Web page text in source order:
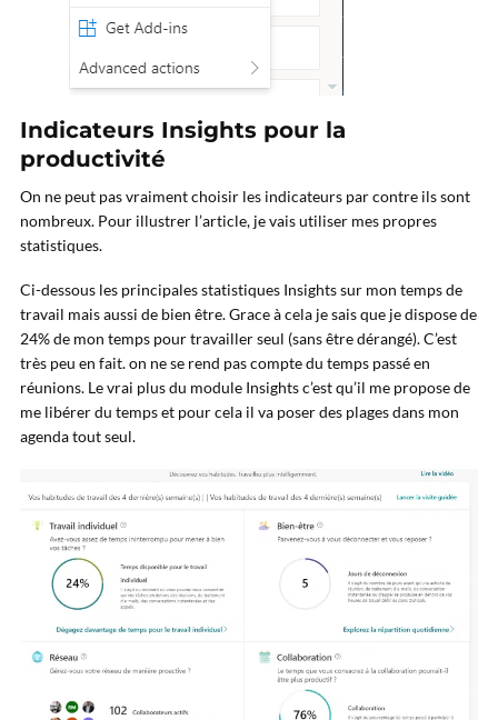
Indicateurs Insights pour la
productivité
On ne peut pas vraiment choisir les indicateurs par contre ils sont
nombreux. Pour illustrer l’article, je vais utiliser mes propres
statistiques.
Ci-dessous les principales statistiques Insights sur mon temps de
travail mais aussi de bien être. Grace à cela je sais que je dispose de
24% de mon temps pour travailler seul (sans être dérangé). C’est
très peu en fait. on ne se rend pas compte du temps passé en
réunions. Le vrai plus du module Insights c’est qu’il me propose de
me libérer du temps et pour cela il va poser des plages dans mon
agenda tout seul.